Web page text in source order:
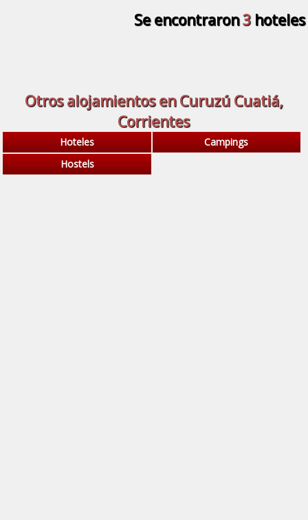
Se encontraron3hoteles
Otros alojamientos en Curuzú Cuatiá,
Corrientes
Hoteles
Campings
Hostels